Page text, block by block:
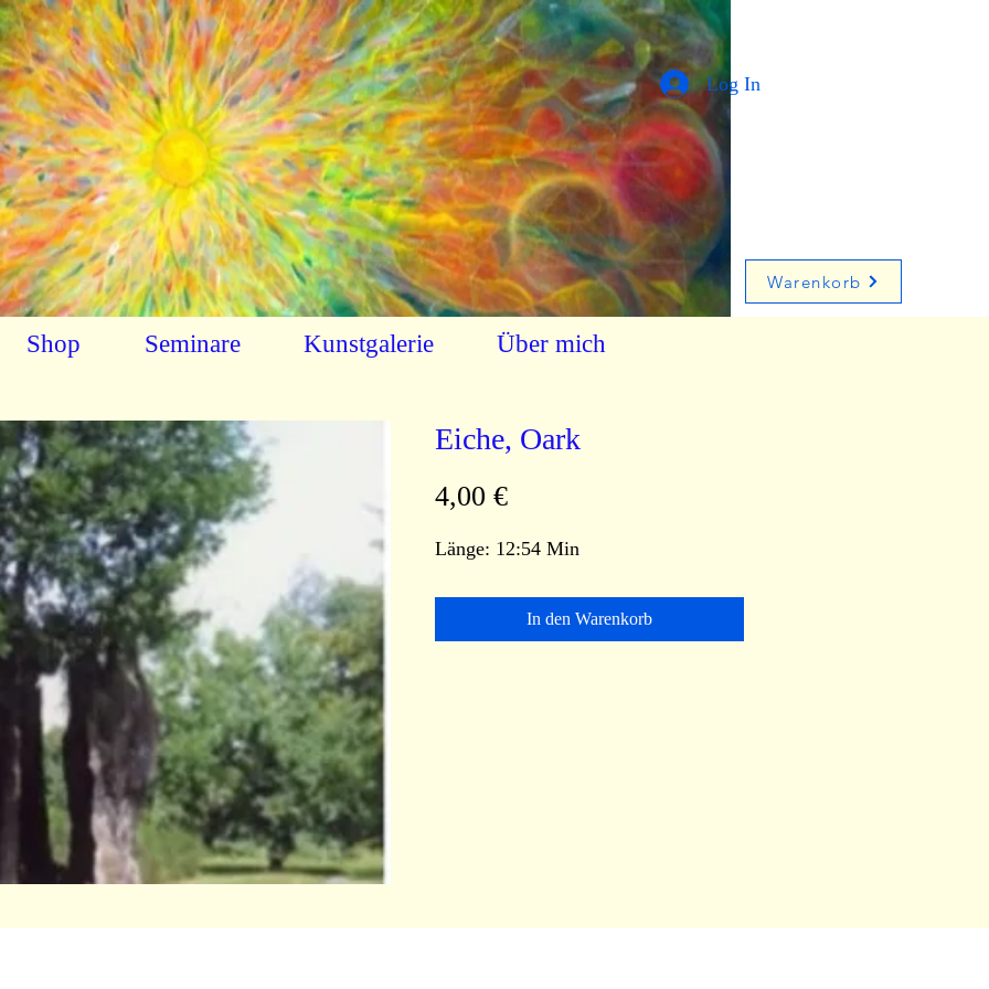
Warenkorb
Log In
Shop Seminare Kunstgalerie Über mich
Eiche, Oark
4,00 €Preis
Länge: 12:54 Min
In den Warenkorb